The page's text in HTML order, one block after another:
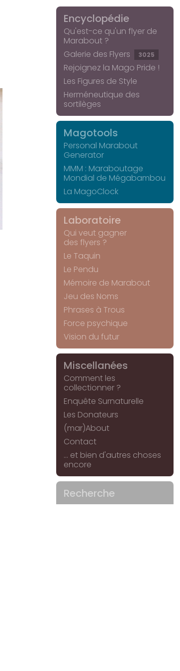
Encyclopédie
Qu'est-ce qu'un flyer de
Marabout ?
Galerie des Flyers
3025
Rejoignez la Mago Pride !
Les Figures de Style
Herméneutique des
sortilèges
Magotools
Personal Marabout
Generator
MMM : Maraboutage
Mondial de Mégabambou
La MagoClock
Laboratoire
Qui veut gagner
des flyers ?
Le Taquin
Le Pendu
Mémoire de Marabout
Jeu des Noms
Phrases à Trous
Force psychique
Vision du futur
Miscellanées
Comment les
collectionner ?
Enquête Surnaturelle
Les Donateurs
(mar)About
Contact
... et bien d'autres choses
encore
Recherche